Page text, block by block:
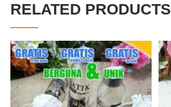
RELATED PRODUCTS